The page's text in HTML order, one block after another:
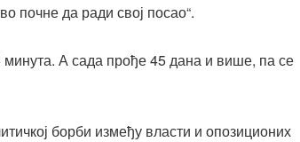
почне да ради свој посао“.
А сада прође 45 дана и више, па се
борби између власти и опозиционих